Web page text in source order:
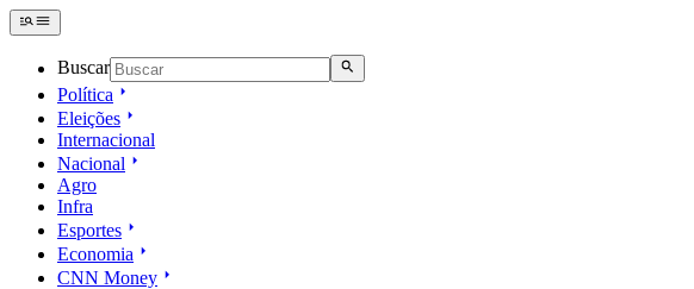
Buscar
Política
Eleições
Internacional
Nacional
Agro
Infra
Esportes
Economia
CNN Money